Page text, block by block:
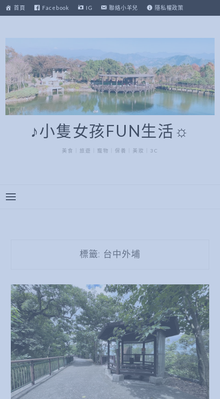
至
內
首頁 Facebook IG 聯絡小羊兒 隱私權政策
♪小隻女孩FUN生活☼
美食｜旅遊｜寵物｜保養｜美妝｜3C
標籤: 台中外埔